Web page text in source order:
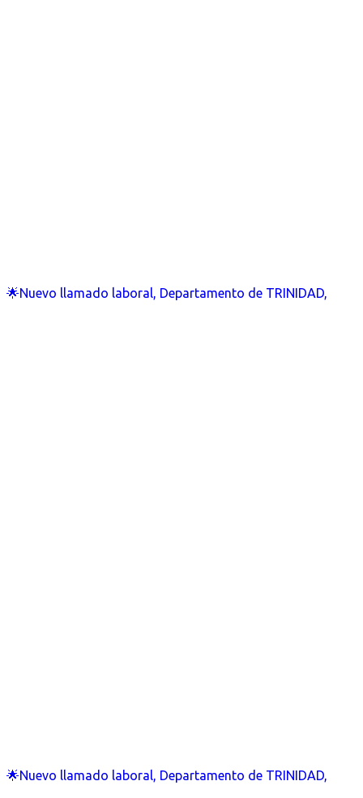
🌟Nuevo llamado laboral, Departamento de TRINIDAD,
🌟Nuevo llamado laboral, Departamento de TRINIDAD,